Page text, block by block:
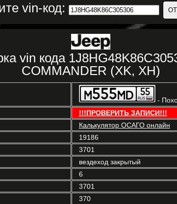
vin-код:
vin кода
COMMANDER (XK, XH)
-
!!!ПРОВЕРИТЬ ЗАПИСИ!!!
Калькулятор ОСАГО онлайн
19186
3701
вездеход закрытый
6
3701
370